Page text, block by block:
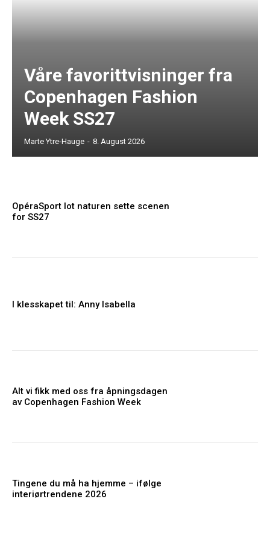
Våre favorittvisninger fra
Copenhagen Fashion
Week SS27
Marte Ytre-Hauge - 8. August 2026
OpéraSport lot naturen sette scenen
for SS27
I klesskapet til: Anny Isabella
Alt vi fikk med oss fra åpningsdagen
av Copenhagen Fashion Week
Tingene du må ha hjemme – ifølge
interiørtrendene 2026